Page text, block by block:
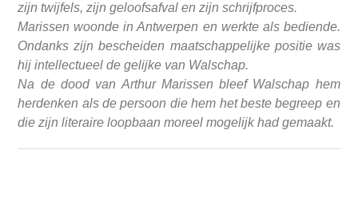
zijn twijfels, zijn geloofsafval en zijn schrijfproces.
Marissen woonde in Antwerpen en werkte als bediende.
Ondanks zijn bescheiden maatschappelijke positie was
hij intellectueel de gelijke van Walschap.
Na de dood van Arthur Marissen bleef Walschap hem
herdenken als de persoon die hem het beste begreep en
die zijn literaire loopbaan moreel mogelijk had gemaakt.